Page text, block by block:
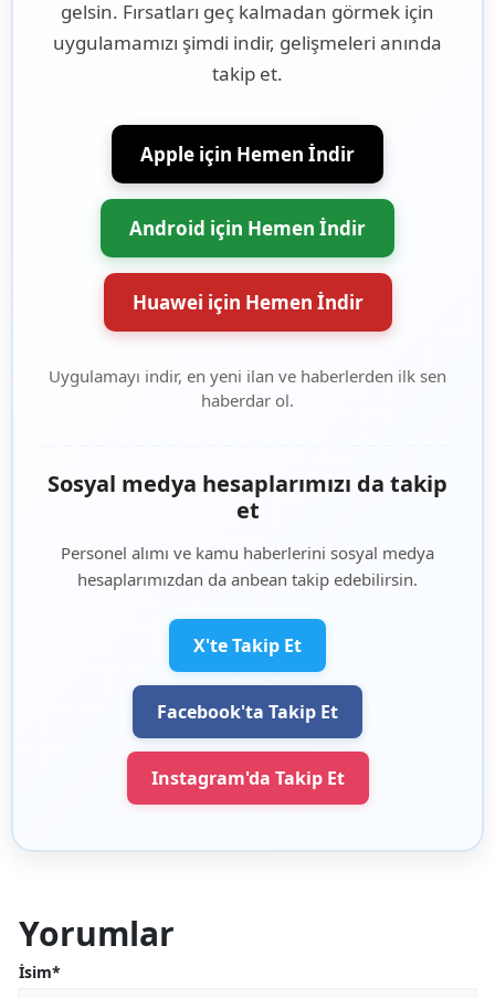
gelsin. Fırsatları geç kalmadan görmek için
uygulamamızı şimdi indir, gelişmeleri anında
takip et.
Apple için Hemen İndir
Android için Hemen İndir
Huawei için Hemen İndir
Uygulamayı indir, en yeni ilan ve haberlerden ilk sen
haberdar ol.
Sosyal medya hesaplarımızı da takip
et
Personel alımı ve kamu haberlerini sosyal medya
hesaplarımızdan da anbean takip edebilirsin.
X'te Takip Et
Facebook'ta Takip Et
Instagram'da Takip Et
Yorumlar
İsim*